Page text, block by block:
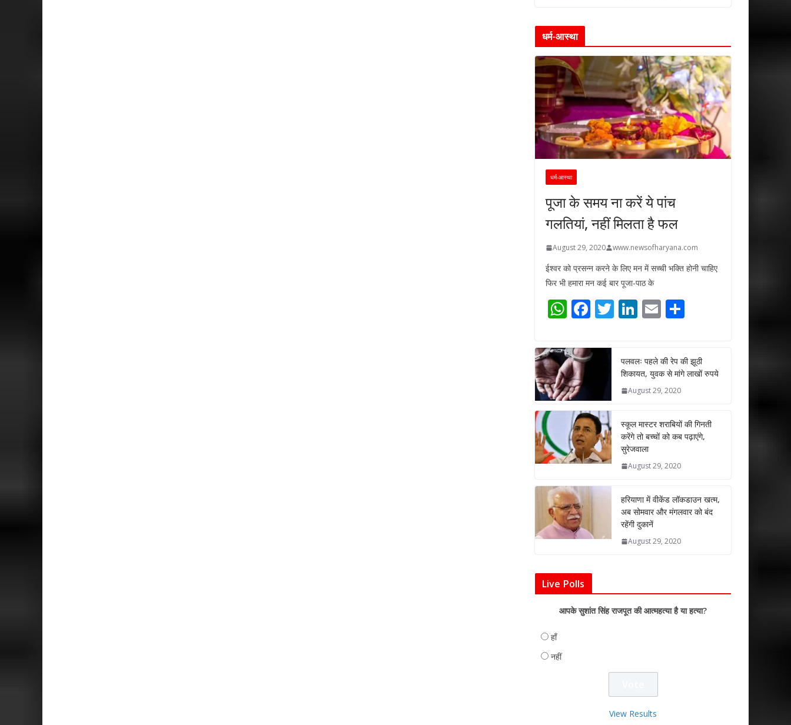
धर्म-आस्था
धर्म-आस्था
पूजा के समय ना करें ये पांच
गलतियां, नहीं मिलता है फल
August 29, 2020 www.newsofharyana.com
ईश्वर को प्रसन्न करने के लिए मन में सच्ची भक्ति होनी चाहिए
फिर भी हमारा मन कई बार पूजा-पाठ के
W
at
s
A
p
p
F
e
b
o
k
T
er
Li
e
dI
n
E
l e
पलवलः पहले की रेप की झूठी
शिकायत, युवक से मांगे लाखों रुपये
August 29, 2020
स्कूल मास्टर शराबियों की गिनती
करेंगे तो बच्चों को कब पढ़ाएंगे,
सुरेजवाला
August 29, 2020
हरियाणा में वीकेंड लॉकडाउन खत्म,
अब सोमवार और मंगलवार को बंद
रहेंगी दुकानें
August 29, 2020
Live Polls
आपके सुशांत सिंह राजपूत की आत्महत्या है या हत्या?
हाँ
नहीं
View Results